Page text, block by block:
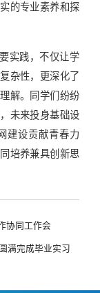
的专业素养和探
实践，不仅让学
杂性，更深化了
解。同学们纷纷
未来投身基础设
建设贡献青春力
培养兼具创新思
协同工作会
满完成毕业实习